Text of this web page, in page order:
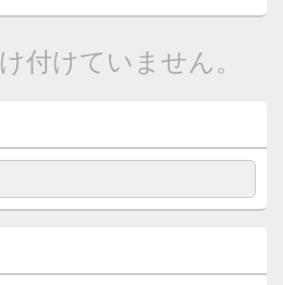
付けていません。